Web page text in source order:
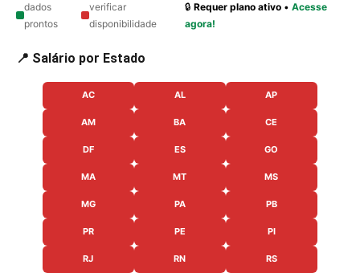
dados
prontos
verificar
disponibilidade
🔒Requer plano ativo •Acesse
agora!
📍 Salário por Estado
AC AL AP
AM BA CE
DF ES GO
MA MT MS
MG PA PB
PR PE PI
RJ RN RS